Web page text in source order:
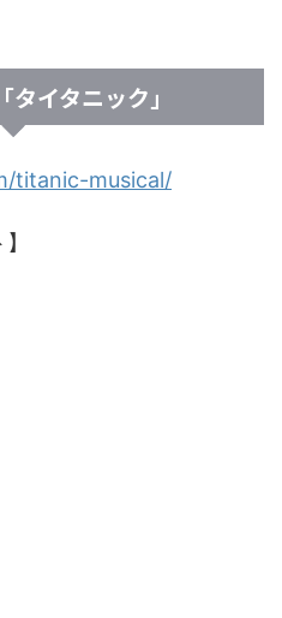
イタニック」
titanic-musical/